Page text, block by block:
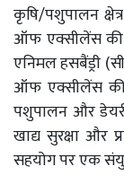
कृषि/पशुपालन
ऑफ एक्सीलेंस की
एनिमल हसबैंड्री
ऑफ एक्सीलेंस की
पशुपालन और
खाद्य सुरक्षा और
सहयोग पर एक